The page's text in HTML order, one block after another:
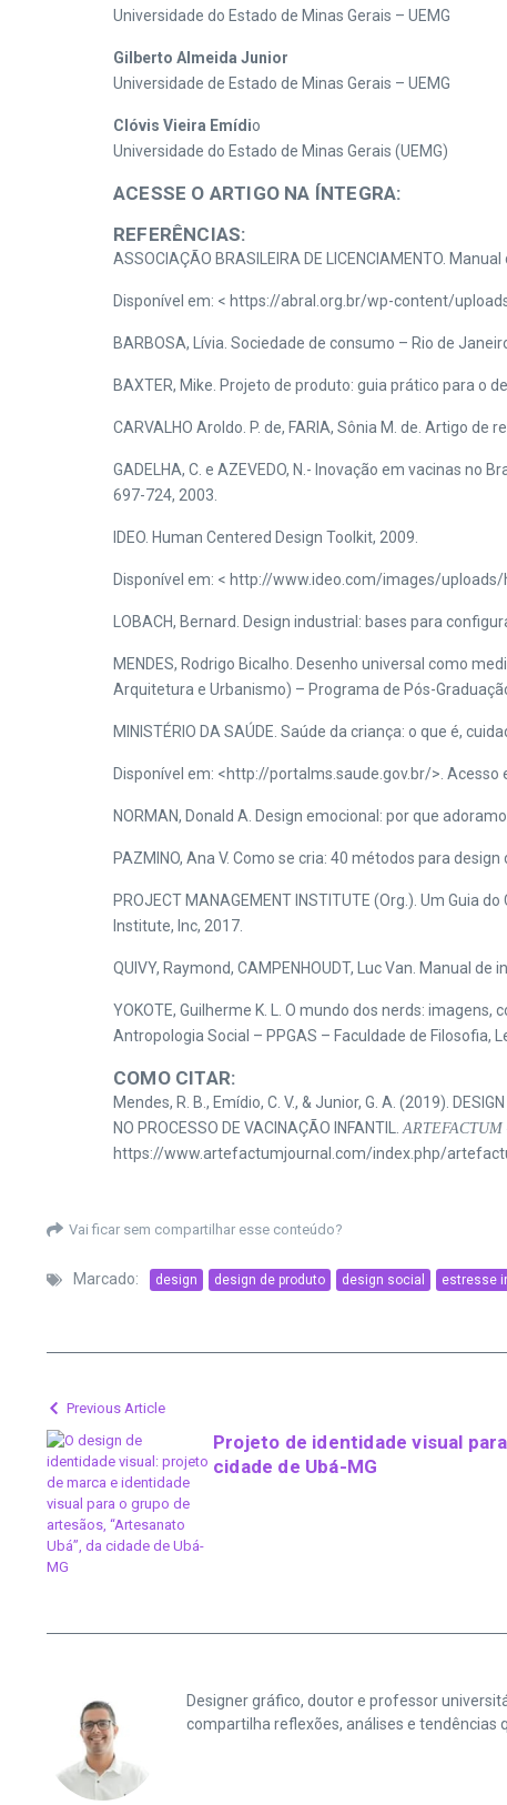
Universidade do Estado de Minas Gerais – UEMG
Gilberto Almeida Junior
Universidade de Estado de Minas Gerais – UEMG
Clóvis Vieira Emídio
Universidade do Estado de Minas Gerais (UEMG)
ACESSE O ARTIGO NA ÍNTEGRA:
REFERÊNCIAS:
ASSOCIAÇÃO BRASILEIRA DE LICENCIAMENTO.
Disponível em: < https://abral.org.br/wp-content/
BARBOSA, Lívia. Sociedade de consumo – Rio de
BAXTER, Mike. Projeto de produto: guia prático para o
CARVALHO Aroldo. P. de, FARIA, Sônia M. de. Artigo
GADELHA, C. e AZEVEDO, N.- Inovação em vacinas
697-724, 2003.
IDEO. Human Centered Design Toolkit, 2009.
Disponível em: < http://www.ideo.com/images/
LOBACH, Bernard. Design industrial: bases para
MENDES, Rodrigo Bicalho. Desenho universal como
Arquitetura e Urbanismo) – Programa de Pós-
MINISTÉRIO DA SAÚDE. Saúde da criança: o que é,
Disponível em: <http://portalms.saude.gov.br/>. Acesso
NORMAN, Donald A. Design emocional: por que
PAZMINO, Ana V. Como se cria: 40 métodos para
PROJECT MANAGEMENT INSTITUTE (Org.). Um
Institute, Inc, 2017.
QUIVY, Raymond, CAMPENHOUDT, Luc Van. Manual
YOKOTE, Guilherme K. L. O mundo dos nerds:
Antropologia Social – PPGAS – Faculdade de Filosofia,
COMO CITAR:
Mendes, R. B., Emídio, C. V., & Junior, G. A. (2019).
NO PROCESSO DE VACINAÇÃO INFANTIL. ARTEFACTUM
https://www.artefactumjournal.com/index.php/
Vai ficar sem compartilhar esse conteúdo?
Marcado: design design de produto design social estresse
Previous Article
Projeto de identidade visual
cidade de Ubá-MG
Designer gráfico, doutor e professor
compartilha reflexões, análises e